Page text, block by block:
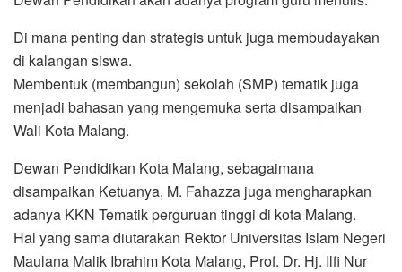
Di mana penting dan strategis untuk juga membudayakan
di kalangan siswa.
Membentuk (membangun) sekolah (SMP) tematik juga
menjadi bahasan yang mengemuka serta disampaikan
Wali Kota Malang.
Dewan Pendidikan Kota Malang, sebagaimana
disampaikan Ketuanya, M. Fahazza juga mengharapkan
adanya KKN Tematik perguruan tinggi di kota Malang.
Hal yang sama diutarakan Rektor Universitas Islam Negeri
Maulana Malik Ibrahim Kota Malang, Prof. Dr. Hj. Ilfi Nur